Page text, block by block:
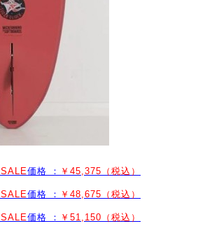
SALE価格 ： ￥45,375（税込）
SALE価格 ： ￥48,675（税込）
SALE価格 ： ￥51,150（税込）